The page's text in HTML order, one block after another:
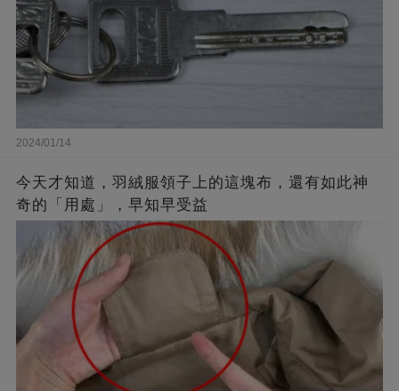
2024/01/14
今天才知道，羽絨服領子上的這塊布，還有如此神
奇的「用處」，早知早受益